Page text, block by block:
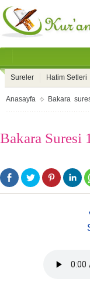
Sureler Hatim Setleri
Anasayfa Bakara
Bakara Suresi